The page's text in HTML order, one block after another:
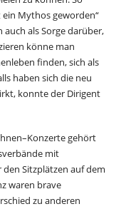
ein Mythos geworden“
als Sorge darüber,
könne man
finden, sich als
haben sich die neu
konnte der Dirigent
gehört
mit
Sitzplätzen auf dem
waren brave
zu anderen